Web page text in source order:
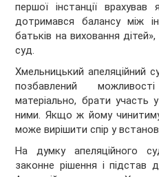
першої інстанції врахував
дотримався балансу між
батьків на виховання
суд.
Хмельницький апеляційний
позбавлений
матеріально, брати участь у
ними. Якщо ж йому
може вирішити спір у
На думку апеляційного
законне рішення і підстав